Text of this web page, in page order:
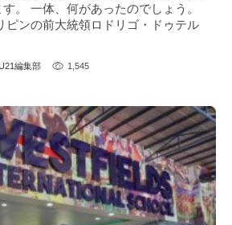
。 一体、何があったのでしょう。
ピンの前大統領ロドリゴ・ドゥテル
編集部 1,545